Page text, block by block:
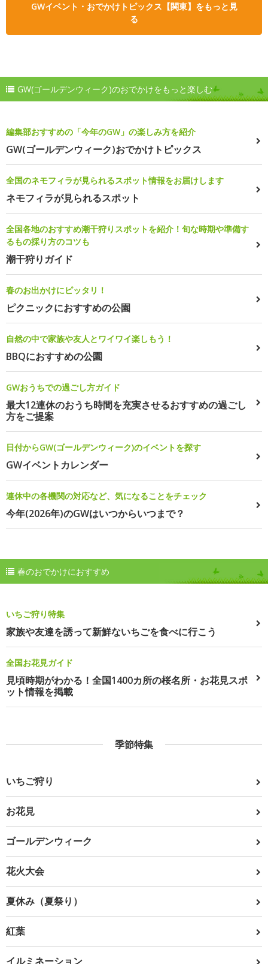
GWイベント・おでかけトピックス【関東】をもっと見
る
GW(ゴールデンウィーク)のおでかけをもっと楽しむ
編集部おすすめの「今年のGW」の楽しみ方を紹介
GW(ゴールデンウィーク)おでかけトピックス
全国のネモフィラが見られるスポット情報をお届けします
ネモフィラが見られるスポット
全国各地のおすすめ潮干狩りスポットを紹介！旬な時期や準備す
るもの採り方のコツも
潮干狩りガイド
春のお出かけにピッタリ！
ピクニックにおすすめの公園
自然の中で家族や友人とワイワイ楽しもう！
BBQにおすすめの公園
GWおうちでの過ごし方ガイド
最大12連休のおうち時間を充実させるおすすめの過ごし
方をご提案
日付からGW(ゴールデンウィーク)のイベントを探す
GWイベントカレンダー
連休中の各機関の対応など、気になることをチェック
今年(2026年)のGWはいつからいつまで？
春のおでかけにおすすめ
いちご狩り特集
家族や友達を誘って新鮮ないちごを食べに行こう
全国お花見ガイド
見頃時期がわかる！全国1400カ所の桜名所・お花見スポ
ット情報を掲載
季節特集
いちご狩り
お花見
ゴールデンウィーク
花火大会
夏休み（夏祭り）
紅葉
イルミネーション